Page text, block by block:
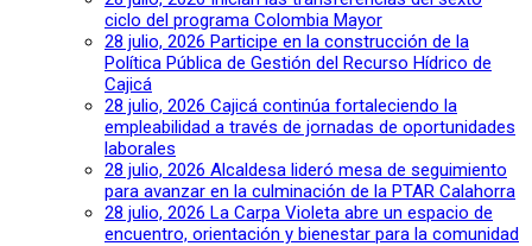
ciclo del programa Colombia Mayor
28 julio, 2026 Participe en la construcción de la
Política Pública de Gestión del Recurso Hídrico de
Cajicá
28 julio, 2026 Cajicá continúa fortaleciendo la
empleabilidad a través de jornadas de oportunidades
laborales
28 julio, 2026 Alcaldesa lideró mesa de seguimiento
para avanzar en la culminación de la PTAR Calahorra
28 julio, 2026 La Carpa Violeta abre un espacio de
encuentro, orientación y bienestar para la comunidad